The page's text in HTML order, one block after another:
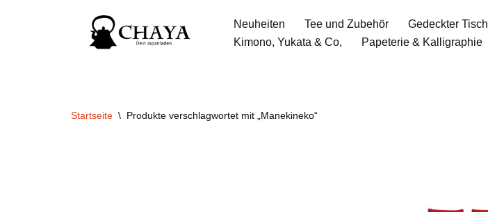
Neuheiten Tee und Zubehör Gedeckter Tisch
Kimono, Yukata & Co,
Papeterie & Kalligraphie
Startseite \ Produkte verschlagwortet mit „Manekineko“